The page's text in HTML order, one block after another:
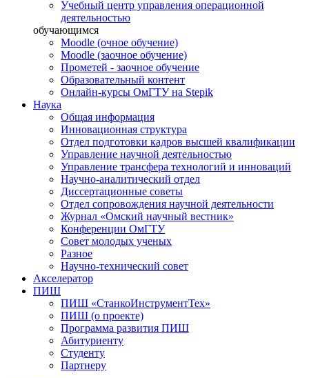
Учебный центр управления операционной
деятельностью
обучающимся
Moodle (очное обучение)
Moodle (заочное обучение)
Прометей - заочное обучение
Образовательный контент
Онлайн-курсы ОмГТУ на Stepik
Наука
Общая информация
Инновационная структура
Отдел подготовки кадров высшей квалификации
Управление научной деятельностью
Управление трансфера технологий и инноваций
Научно-аналитический отдел
Диссертационные советы
Отдел сопровождения научной деятельности
Журнал «Омский научный вестник»
Конференции ОмГТУ
Совет молодых ученых
Разное
Научно-технический совет
Акселератор
ПИШ
ПИШ «СтанкоИнструментТех»
ПИШ (о проекте)
Программа развития ПИШ
Абитуриенту
Студенту
Партнеру